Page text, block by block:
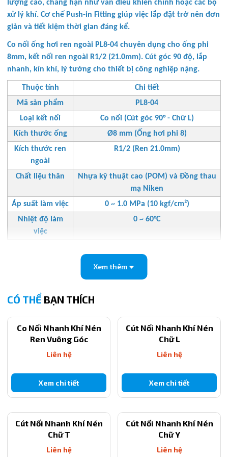
lượng cao, chẳng hạn như van điều khiển chính hoặc các bộ
xử lý khí. Cơ chế Push-in Fitting giúp việc lắp đặt trở nên đơn
giản và tiết kiệm thời gian đáng kể.
Co nối ống hơi ren ngoài PL8-04 chuyên dụng cho ống phi
8mm, kết nối ren ngoài R1/2 (21.0mm). Cút góc 90 độ, lắp
nhanh, kín khí, lý tưởng cho thiết bị công nghiệp nặng.
Thuộc tính
Chi tiết
Mã sản phẩm
PL8-04
Loại kết nối
Co nối (Cút góc 90° - Chữ L)
Kích thước ống
Ø8 mm (Ống hơi phi 8)
Kích thước ren
ngoài
R1/2 (Ren 21.0mm)
Chất liệu thân
Nhựa kỹ thuật cao (POM) và Đồng thau
mạ Niken
Áp suất làm việc
0 ~ 1.0 MPa (10 kgf/cm²)
Nhiệt độ làm
việc
0 ~ 60°C
Xem thêm
CÓ THỂ BẠN THÍCH
Co Nối Nhanh Khí Nén
Ren Vuông Góc
Liên hệ
Xem chi tiết
Cút Nối Nhanh Khí Nén
Chữ L
Liên hệ
Xem chi tiết
Cút Nối Nhanh Khí Nén
Chữ T
Liên hệ
Cút Nối Nhanh Khí Nén
Chữ Y
Liên hệ